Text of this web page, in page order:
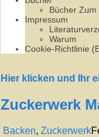
Bücher Zum
Impressum
Warum
Cookie-Richtlinie
Hier klicken und Ihr
Zuckerwerk
Backen, Zuckerwerk